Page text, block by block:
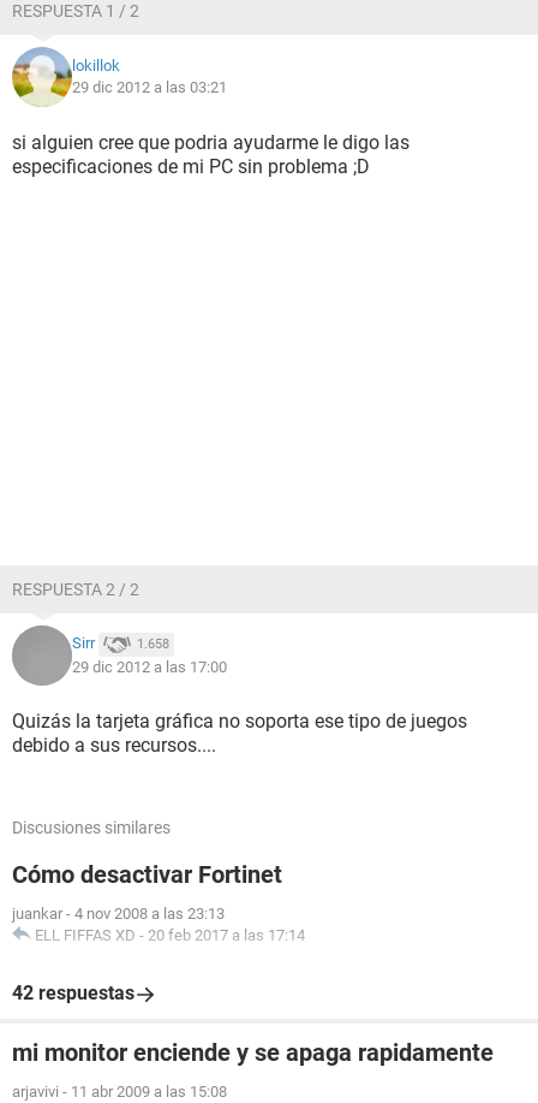
RESPUESTA 1 / 2
lokillok
29 dic 2012 a las 03:21
si alguien cree que podria ayudarme le digo las
especificaciones de mi PC sin problema ;D
RESPUESTA 2 / 2
Sirr 1.658
29 dic 2012 a las 17:00
Quizás la tarjeta gráfica no soporta ese tipo de juegos
debido a sus recursos....
Discusiones similares
Cómo desactivar Fortinet
juankar - 4 nov 2008 a las 23:13
ELL FIFFAS XD - 20 feb 2017 a las 17:14
42 respuestas
mi monitor enciende y se apaga rapidamente
arjavivi - 11 abr 2009 a las 15:08